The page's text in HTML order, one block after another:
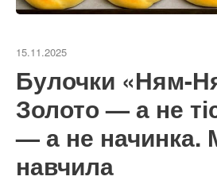
15.11.2025
Булочки «Ням-
Золото — а не
— а не начинка.
навчила